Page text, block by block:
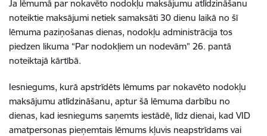
Ja lēmumā par nokavēto nodokļu maksājumu atlīdzināšanu
noteiktie maksājumi netiek samaksāti 30 dienu laikā no šī
lēmuma paziņošanas dienas, nodokļu administrācija tos
piedzen likuma “Par nodokļiem un nodevām” 26. pantā
noteiktajā kārtībā.
Iesniegums, kurā apstrīdēts lēmums par nokavēto nodokļu
maksājumu atlīdzināšanu, aptur šā lēmuma darbību no
dienas, kad iesniegums saņemts iestādē, līdz dienai, kad VID
amatpersonas pieņemtais lēmums kļuvis neapstrīdams vai